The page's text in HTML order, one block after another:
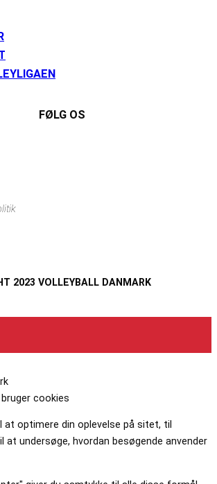
FØLG OS
2023 VOLLEYBALL DANMARK
cookies
at optimere din oplevelse på sitet, til
at undersøge, hvordan besøgende anvender